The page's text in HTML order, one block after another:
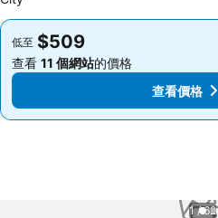
低至 $509
查看 11 個網站的價格
查看價格
低至 $509
查看 11 個網站的價格
查看價格
1 / 62